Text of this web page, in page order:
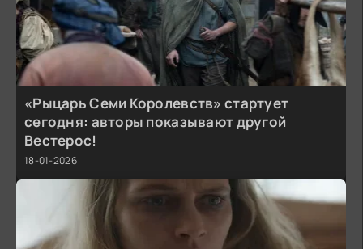
«Рыцарь Семи Королевств» стартует
сегодня: авторы показывают другой
Вестерос!
18-01-2026